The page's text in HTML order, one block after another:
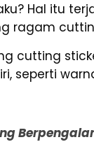
Hal itu
ragam
cutting
seperti